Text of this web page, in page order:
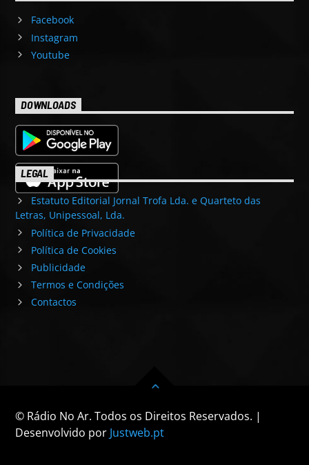
Facebook
Instagram
Youtube
DOWNLOADS
LEGAL
Estatuto Editorial Jornal Trofa Lda. e Quarteto das
Letras, Unipessoal, Lda.
Política de Privacidade
Política de Cookies
Publicidade
Termos e Condições
Contactos
© Rádio No Ar. Todos os Direitos Reservados. |
Desenvolvido por Justweb.pt